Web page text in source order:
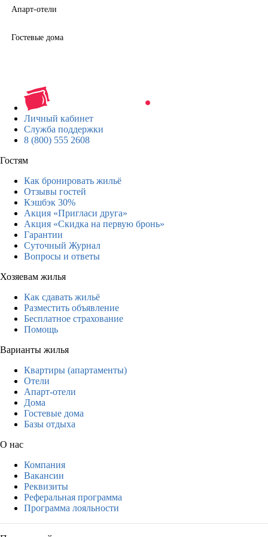
Апарт-отели
Гостевые дома
Личный кабинет
Служба поддержки
8 (800) 555 2608
Гостям
Как бронировать жильё
Отзывы гостей
Кэшбэк 30%
Акция «Пригласи друга»
Акция «Скидка на первую бронь»
Гарантии
Суточный Журнал
Вопросы и ответы
Хозяевам жилья
Как сдавать жильё
Разместить объявление
Бесплатное страхование
Помощь
Варианты жилья
Квартиры (апартаменты)
Отели
Апарт-отели
Дома
Гостевые дома
Базы отдыха
О нас
Компания
Вакансии
Реквизиты
Реферальная программа
Программа лояльности